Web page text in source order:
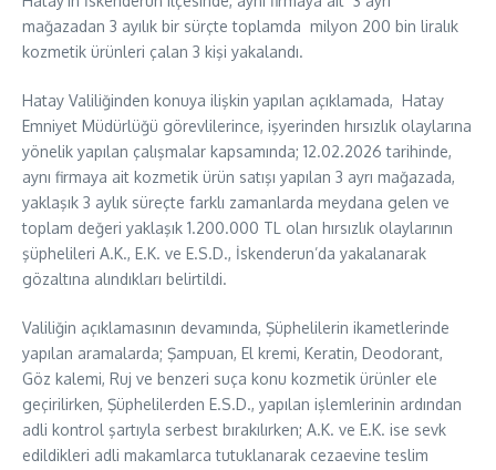
mağazadan 3 ayılık bir sürçte toplamda milyon 200 bin liralık
kozmetik ürünleri çalan 3 kişi yakalandı.
Hatay Valiliğinden konuya ilişkin yapılan açıklamada, Hatay
Emniyet Müdürlüğü görevlilerince, işyerinden hırsızlık olaylarına
yönelik yapılan çalışmalar kapsamında; 12.02.2026 tarihinde,
aynı firmaya ait kozmetik ürün satışı yapılan 3 ayrı mağazada,
yaklaşık 3 aylık süreçte farklı zamanlarda meydana gelen ve
toplam değeri yaklaşık 1.200.000 TL olan hırsızlık olaylarının
şüphelileri A.K., E.K. ve E.S.D., İskenderun’da yakalanarak
gözaltına alındıkları belirtildi.
Valiliğin açıklamasının devamında, Şüphelilerin ikametlerinde
yapılan aramalarda; Şampuan, El kremi, Keratin, Deodorant,
Göz kalemi, Ruj ve benzeri suça konu kozmetik ürünler ele
geçirilirken, Şüphelilerden E.S.D., yapılan işlemlerinin ardından
adli kontrol şartıyla serbest bırakılırken; A.K. ve E.K. ise sevk
edildikleri adli makamlarca tutuklanarak cezaevine teslim